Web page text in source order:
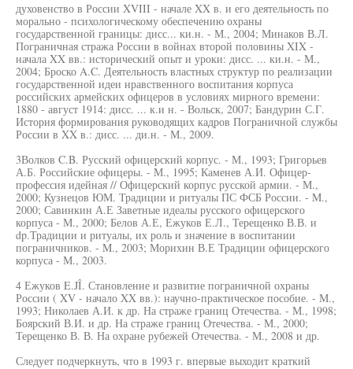
духовенство в России XVIII - начале XX в. и его деятельность по
морально - психологическому обеспечению охраны
государственной границы: дисс... ки.н. - М., 2004; Минаков В.Л.
Пограничная стража России в войнах второй половины XIX -
начала XX вв.: исторический опыт и уроки: дисс. ... ки.н. - М.,
2004; Броско A.C. Деятельность властных структур по реализации
государственной идеи нравственного воспитания корпуса
российских армейских офицеров в условиях мирного времени:
1880 - август 1914: дисс. ... к.и н. - Вольск, 2007; Бандурин С.Г.
История формирования руководящих кадров Пограничной службы
России в XX в.: дисс. ... ди.н. - М., 2009.
3Волков C.B. Русский офицерский корпус. - М., 1993; Григорьев
А.Б. Российские офицеры. - М., 1995; Каменев А.И. Офицер-
профессия идейная // Офицерский корпус русской армии. - М.,
2000; Кузнецов ЮМ. Традиции и ритуалы ПС ФСБ России. - M.,
2000; Савинкин А.Е Заветные идеалы русского офицерского
корпуса - М., 2000; Белов А.Е, Ежуков Е.Л., Терещенко В.В. и
dp.Традиции и ритуалы, их роль и значение в воспитании
пограничников. - M., 2003; Морихин В.Е Традиции офицерского
корпуса - М., 2003.
4 Ежуков E.JÎ. Становление и развитие пограничной охраны
России ( XV - начало XX вв.): научно-практическое пособие. - М.,
1993; Николаев А.И. к др. На страже границ Отечества. - М., 1998;
Боярский В.И. и др. На страже границ Отечества. - М., 2000;
Терещенко В. В. На охране рубежей Отечества. - М., 2008 и др.
Следует подчеркнуть, что в 1993 г. впервые выходит краткий